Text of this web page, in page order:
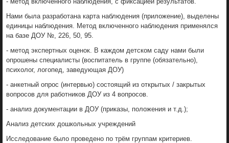
Нами была разработана карта наблюдения (приложение), выделены
единицы наблюдения. Метод включенного наблюдения применялся
на базе ДОУ №, 226, 50, 95.
- метод экспертных оценок. В каждом детском саду нами были
опрошены специалисты (воспитатель в группе (обязательно),
психолог, логопед, заведующая ДОУ)
- анкетный опрос (интервью) состоящий из открытых / закрытых
вопросов для работников ДОУ из 4 вопросов.
- анализ документации в ДОУ (приказы, положения и т.д.);
Анализ детских дошкольных учреждений
Исследование было проведено по трём группам критериев.